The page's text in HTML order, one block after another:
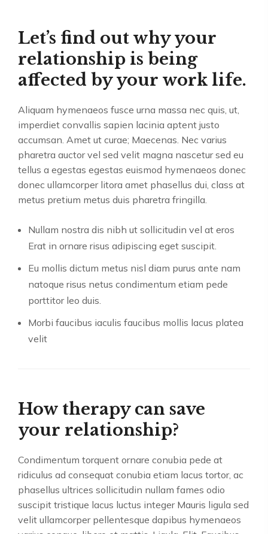
Let’s find out why your
relationship is being
affected by your work life.
Aliquam hymenaeos fusce urna massa nec quis, ut,
imperdiet convallis sapien lacinia aptent justo
accumsan. Amet ut curae; Maecenas. Nec varius
pharetra auctor vel sed velit magna nascetur sed eu
tellus a egestas egestas euismod hymenaeos donec
donec ullamcorper litora amet phasellus dui, class at
metus pretium metus duis pharetra fringilla.
Nullam nostra dis nibh ut sollicitudin vel at eros
Erat in ornare risus adipiscing eget suscipit.
Eu mollis dictum metus nisl diam purus ante nam
natoque risus netus condimentum etiam pede
porttitor leo duis.
Morbi faucibus iaculis faucibus mollis lacus platea
velit
How therapy can save
your relationship?
Condimentum torquent ornare conubia pede at
ridiculus ad consequat conubia etiam lacus tortor, ac
phasellus ultrices sollicitudin nullam fames odio
suscipit tristique lacus luctus integer Mauris ligula sed
velit ullamcorper pellentesque dapibus hymenaeos